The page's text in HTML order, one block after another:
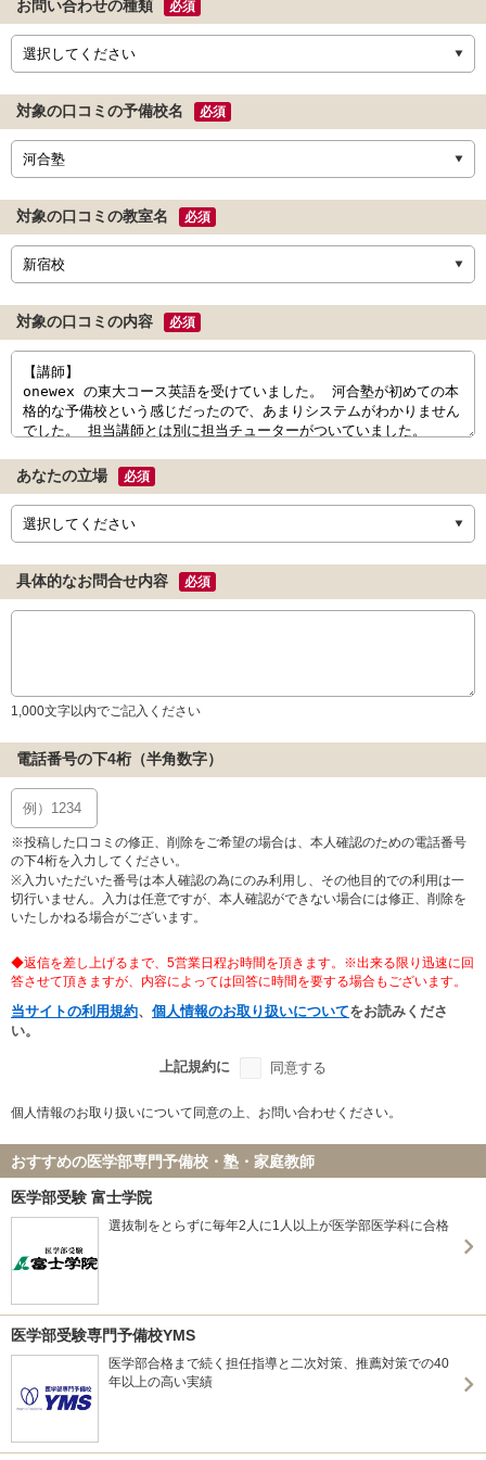
お問い合わせの種類 必須
対象の口コミの予備校名 必須
対象の口コミの教室名 必須
対象の口コミの内容 必須
あなたの立場 必須
具体的なお問合せ内容 必須
1,000文字以内でご記入ください
電話番号の下4桁（半角数字）
※投稿した口コミの修正、削除をご希望の場合は、本人確認のための電話番号
の下4桁を入力してください。
※入力いただいた番号は本人確認の為にのみ利用し、その他目的での利用は一
切行いません。入力は任意ですが、本人確認ができない場合には修正、削除を
いたしかねる場合がございます。
◆返信を差し上げるまで、5営業日程お時間を頂きます。※出来る限り迅速に回
答させて頂きますが、内容によっては回答に時間を要する場合もございます。
当サイトの利用規約、 個人情報のお取り扱いについてをお読みくださ
い。
上記規約に 同意する
個人情報のお取り扱いについて同意の上、お問い合わせください。
おすすめの医学部専門予備校・塾・家庭教師
医学部受験 富士学院
選抜制をとらずに毎年2人に1人以上が医学部医学科に合格
医学部受験専門予備校YMS
医学部合格まで続く担任指導と二次対策、推薦対策での40
年以上の高い実績